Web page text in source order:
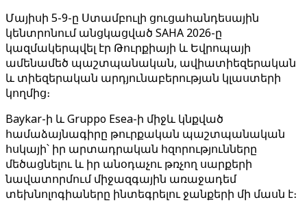
Մայիսի 5-9-ը Ստամբուլի ցուցահանդեսային
կենտրոնում անցկացված SAHA 2026-ը
կազմակերպվել էր Թուրքիայի և Եվրոպայի
ամենամեծ պաշտպանական, ավիատիեզերական
և տիեզերական արդյունաբերության կլաստերի
կողմից։
Baykar-ի և Gruppo Esea-ի միջև կնքված
համաձայնագիրը թուրքական պաշտպանական
հսկայի՝ իր արտադրական հզորությունները
մեծացնելու և իր անօդաչու թռչող սարքերի
նավատորմում միջազգային առաջադեմ
տեխնոլոգիաները ինտեգրելու ջանքերի մի մասն է։